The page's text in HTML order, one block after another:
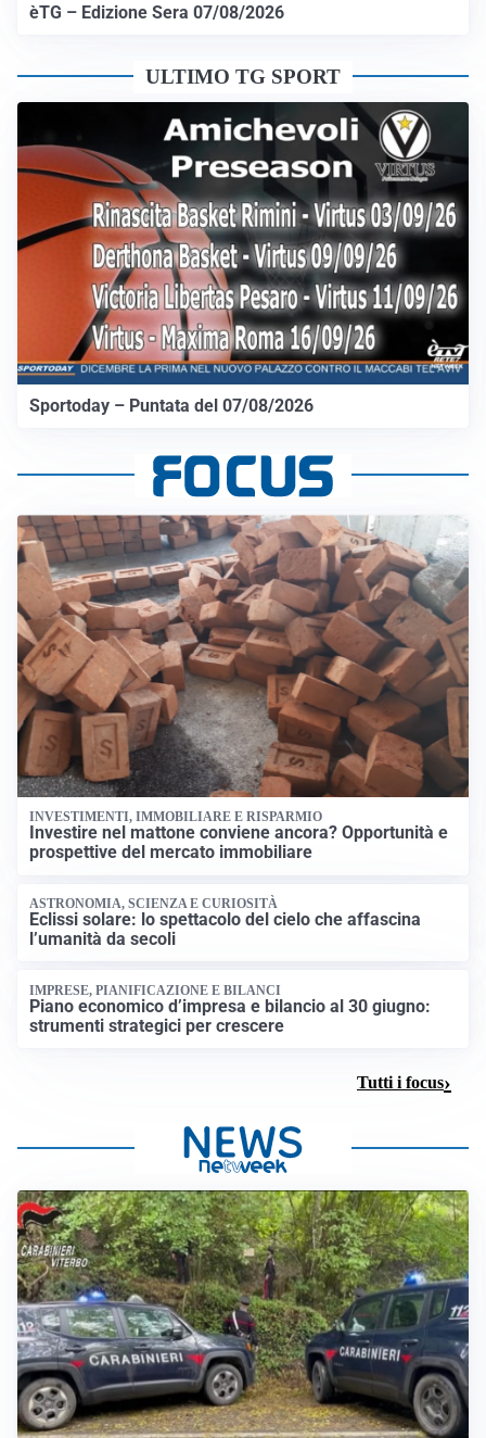
èTG – Edizione Sera 07/08/2026
ULTIMO TG SPORT
Sportoday – Puntata del 07/08/2026
INVESTIMENTI, IMMOBILIARE E RISPARMIO
Investire nel mattone conviene ancora? Opportunità e
prospettive del mercato immobiliare
ASTRONOMIA, SCIENZA E CURIOSITÀ
Eclissi solare: lo spettacolo del cielo che affascina
l’umanità da secoli
IMPRESE, PIANIFICAZIONE E BILANCI
Piano economico d’impresa e bilancio al 30 giugno:
strumenti strategici per crescere
Tutti i focus